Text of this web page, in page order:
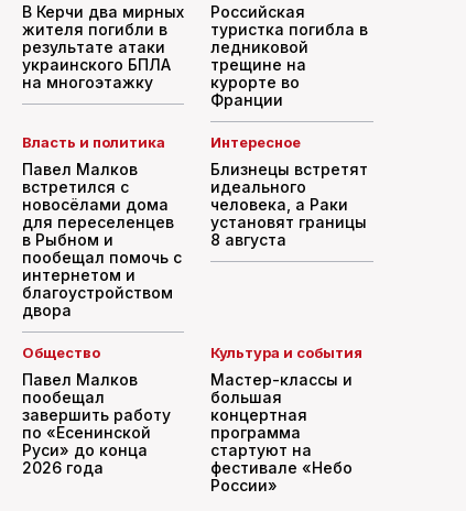
В Керчи два мирных
жителя погибли в
результате атаки
украинского БПЛА
на многоэтажку
Российская
туристка погибла в
ледниковой
трещине на
курорте во
Франции
Власть и политика
Павел Малков
встретился с
новосёлами дома
для переселенцев
в Рыбном и
пообещал помочь с
интернетом и
благоустройством
двора
Интересное
Близнецы встретят
идеального
человека, а Раки
установят границы
8 августа
Общество
Павел Малков
пообещал
завершить работу
по «Есенинской
Руси» до конца
2026 года
Культура и события
Мастер-классы и
большая
концертная
программа
стартуют на
фестивале «Небо
России»